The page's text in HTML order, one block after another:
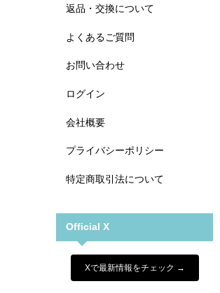
返品・交換について
よくあるご質問
お問い合わせ
ログイン
会社概要
プライバシーポリシー
特定商取引法について
Official X
Xで最新情報をチェック →